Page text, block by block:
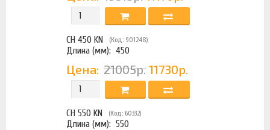
CH 450 KN (Код: 901248)
Длина (мм): 450
Цена: 21005р. 11730р.
CH 550 KN (Код: 60332)
Длина (мм): 550